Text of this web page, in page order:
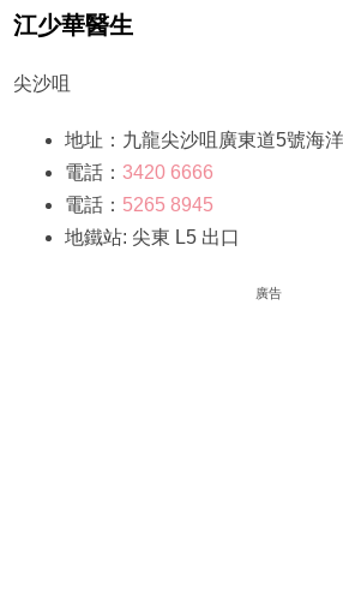
江少華醫生
尖沙咀
地址：九龍尖沙咀廣東道5號海
電話： 3420 6666
電話： 5265 8945
地鐵站: 尖東 L5 出口
廣告